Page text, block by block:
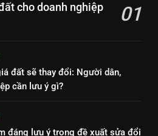
cho doanh nghiệp 01
đất sẽ thay đổi: Người dân,
cần lưu ý gì?
đáng lưu ý trong đề xuất sửa đổi